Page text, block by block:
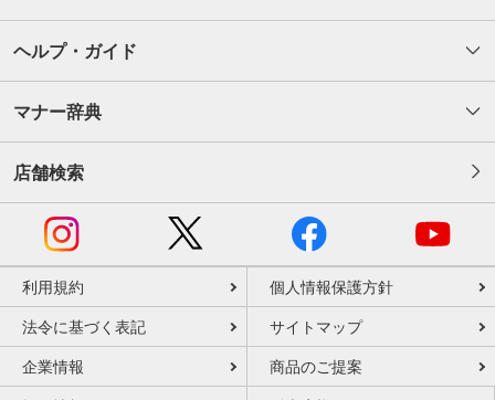
ヘルプ・ガイド
マナー辞典
店舗検索
利用規約 個人情報保護方針
法令に基づく表記 サイトマップ
企業情報 商品のご提案